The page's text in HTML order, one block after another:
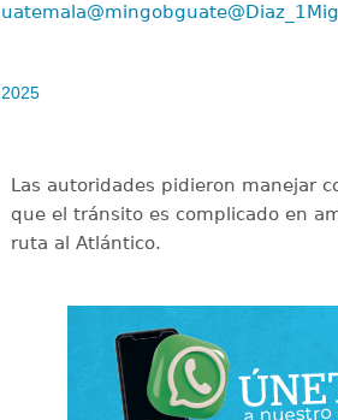
@mingobguate
Las autoridades pidieron manejar
que el tránsito es complicado en
ruta al Atlántico.